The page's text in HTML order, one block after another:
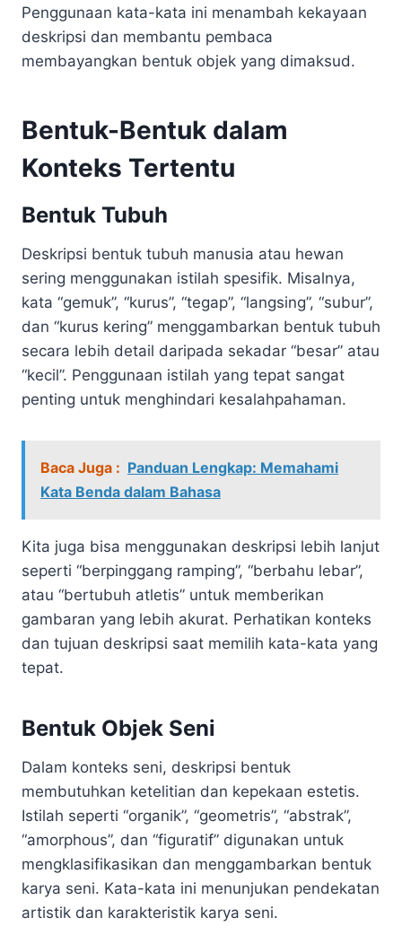
Penggunaan kata-kata ini menambah kekayaan
deskripsi dan membantu pembaca
membayangkan bentuk objek yang dimaksud.
Bentuk-Bentuk dalam
Konteks Tertentu
Bentuk Tubuh
Deskripsi bentuk tubuh manusia atau hewan
sering menggunakan istilah spesifik. Misalnya,
kata “gemuk”, “kurus”, “tegap”, “langsing”, “subur”,
dan “kurus kering” menggambarkan bentuk tubuh
secara lebih detail daripada sekadar “besar” atau
“kecil”. Penggunaan istilah yang tepat sangat
penting untuk menghindari kesalahpahaman.
Baca Juga : Panduan Lengkap: Memahami
Kata Benda dalam Bahasa
Kita juga bisa menggunakan deskripsi lebih lanjut
seperti “berpinggang ramping”, “berbahu lebar”,
atau “bertubuh atletis” untuk memberikan
gambaran yang lebih akurat. Perhatikan konteks
dan tujuan deskripsi saat memilih kata-kata yang
tepat.
Bentuk Objek Seni
Dalam konteks seni, deskripsi bentuk
membutuhkan ketelitian dan kepekaan estetis.
Istilah seperti “organik”, “geometris”, “abstrak”,
“amorphous”, dan “figuratif” digunakan untuk
mengklasifikasikan dan menggambarkan bentuk
karya seni. Kata-kata ini menunjukan pendekatan
artistik dan karakteristik karya seni.